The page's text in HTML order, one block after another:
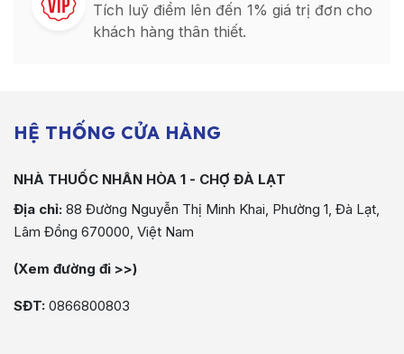
Tích luỹ điểm lên đến 1% giá trị đơn cho
khách hàng thân thiết.
HỆ THỐNG CỬA HÀNG
NHÀ THUỐC NHÂN HÒA 1 - CHỢ ĐÀ LẠT
Địa chỉ: 88 Đường Nguyễn Thị Minh Khai, Phường 1, Đà Lạt,
Lâm Đồng 670000, Việt Nam
(Xem đường đi >>)
SĐT: 0866800803